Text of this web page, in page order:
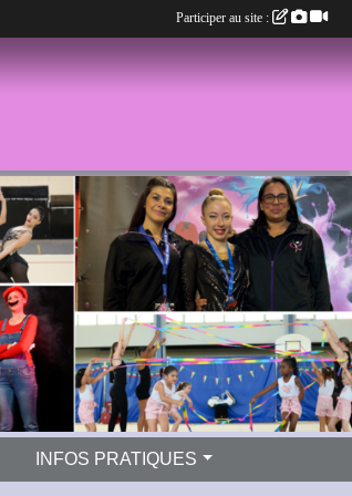
INFOS PRATIQUES
Participer au site :